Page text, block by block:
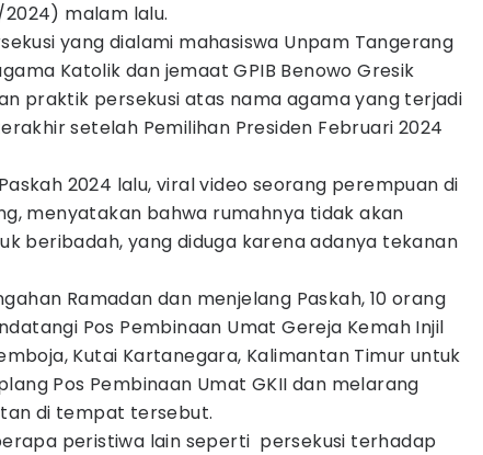
malam lalu.
yang dialami mahasiswa Unpam Tangerang
Katolik dan jemaat GPIB Benowo Gresik
praktik persekusi atas nama agama yang terjadi
setelah Pemilihan Presiden Februari 2024
2024 lalu, viral video seorang perempuan di
menyatakan bahwa rumahnya tidak akan
beribadah, yang diduga karena adanya tekanan
Ramadan dan menjelang Paskah, 10 orang
Pos Pembinaan Umat Gereja Kemah Injil
Kutai Kartanegara, Kalimantan Timur untuk
Pos Pembinaan Umat GKII dan melarang
di tempat tersebut.
peristiwa lain seperti persekusi terhadap